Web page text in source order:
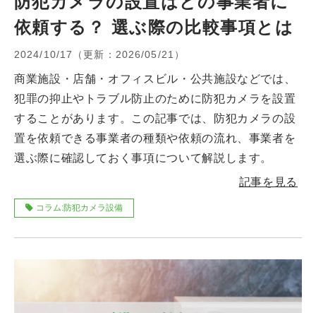
依頼する？ 選ぶ際の比較事項とは
2024/10/17 （更新： 2026/05/21 ）
商業施設・店舗・オフィスビル・公共施設などでは、
犯罪の抑止やトラブル防止のために防犯カメラを設置
することがあります。この記事では、防犯カメラの設
置を依頼できる事業者の種類や依頼の流れ、事業者を
選ぶ際に確認しておく事項について解説します。
記事を見る
コラム:防犯カメラ設備